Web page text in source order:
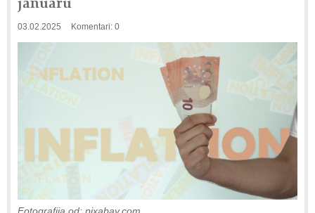
03.02.2025 Komentari: 0
Fotografija od: pixabay.com